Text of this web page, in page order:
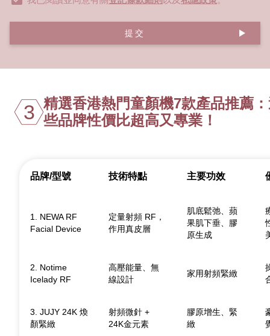
提交
3 精選香港熱門童顏機7款產品推薦
些品牌性價比超高又專業！
品牌/型號 技術特點 主要功效
1. NEWA RF
Facial Device
定量射頻 RF，
作用真皮層
肌底鬆弛、蘋
果肌下垂、膠
原生成
2. Notime
Icelady RF
高壓能量、無
線設計
家用射頻緊緻
3. JUJY 24K 煥
顏緊緻
射頻微針 +
24K金元素
膠原增生、緊
緻